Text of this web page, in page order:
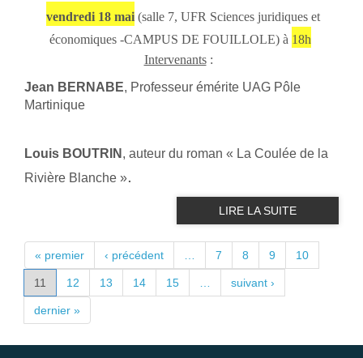
vendredi 18 mai (salle 7, UFR Sciences juridiques et
économiques -CAMPUS DE FOUILLOLE) à 18h
Intervenants:
Jean BERNABE, Professeur émérite UAG Pôle
Martinique
Louis BOUTRIN , auteur du roman « La Coulée de la
Rivière Blanche ».
LIRE LA SUITE
PAGES
« premier ‹ précédent 7 8 9 10
11 12 13 14 15 suivant ›
dernier »